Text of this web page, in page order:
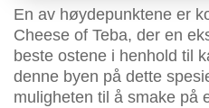
En av høydepunktene er
Cheese of Teba, der en
beste ostene i henhold til
denne byen på dette
muligheten til å smake på